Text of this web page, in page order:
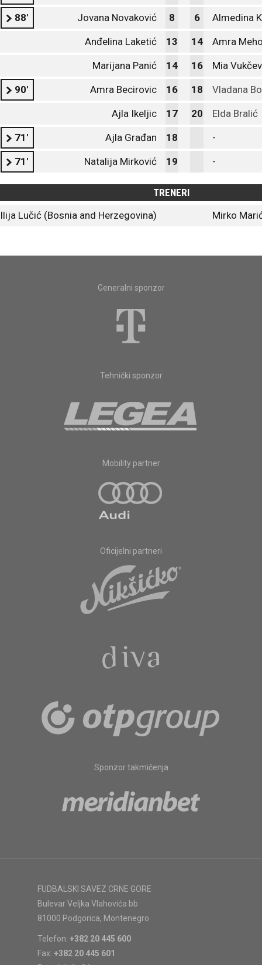
88' Jovana Novaković 8 6 Almedina
Anđelina Laketić 13 14 Amra
Marijana Panić 14 16 Mia
90' Amra Becirovic 16 18 Vladana
Ajla Ikeljic 17 20 Elda Bralić
71' Ajla Građan 18 -
71' Natalija Mirković 19 -
TRENERI
Ilija Lučić (Bosnia and Herzegovina)
Mirko
Generalni sponzor
Tehnički sponzor
Mobility partner
Oficijelni partneri
Sponzor takmičenja
FUDBALSKI SAVEZ CRNE GORE
Bulevar Veljka Vlahovića bb
81000 Podgorica, Montenegro
Telefon: +382 20 445 600
Fax: +382 20 445 601